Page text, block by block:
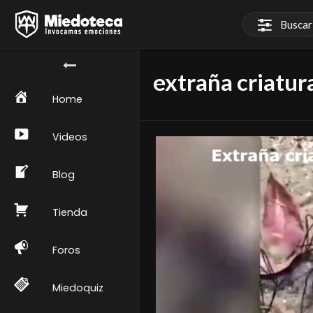
Home
Videos
Blog
Tienda
Foros
Miedoquiz
extraña